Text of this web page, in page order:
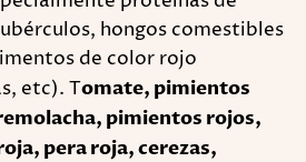
hongos comestibles
de color rojo
etc). Tomate, pimientos
pimientos rojos,
pera roja, cerezas,